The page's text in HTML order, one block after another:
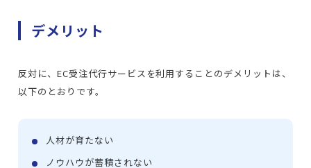
デメリット
反対に、EC受注代行サービスを利用することのデメリットは、
以下のとおりです。
人材が育たない
ノウハウが蓄積されない